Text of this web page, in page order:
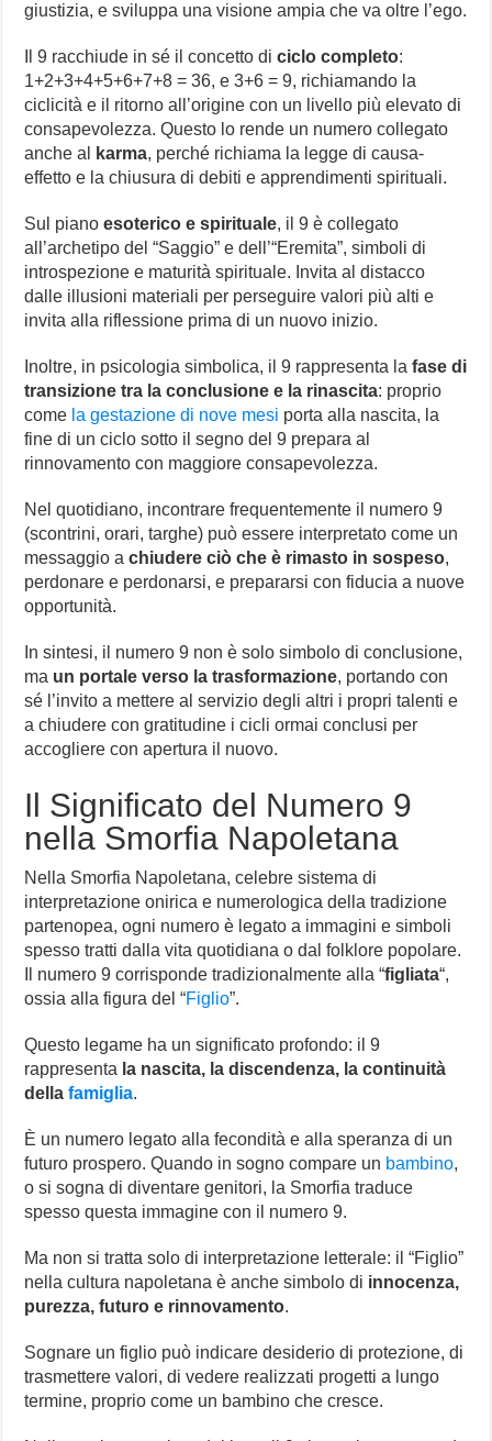
giustizia, e sviluppa una visione ampia che va oltre l’ego.
Il 9 racchiude in sé il concetto diciclo completo:
1+2+3+4+5+6+7+8 = 36, e 3+6 = 9, richiamando la
ciclicità e il ritorno all’origine con un livello più elevato di
consapevolezza. Questo lo rende un numero collegato
anche al
karma, perché richiama la legge di causa-
effetto e la chiusura di debiti e apprendimenti spirituali.
Sul pianoesoterico e spirituale, il 9 è collegato
all’archetipo del “Saggio” e dell’“Eremita”, simboli di
introspezione e maturità spirituale. Invita al distacco
dalle illusioni materiali per perseguire valori più alti e
invita alla riflessione prima di un nuovo inizio.
Inoltre, in psicologia simbolica, il 9 rappresenta lafase di
transizione tra la conclusione e la rinascita: proprio
come la gestazione di nove mesi porta alla nascita, la
fine di un ciclo sotto il segno del 9 prepara al
rinnovamento con maggiore consapevolezza.
Nel quotidiano, incontrare frequentemente il numero 9
(scontrini, orari, targhe) può essere interpretato come un
messaggio achiudere ciò che è rimasto in sospeso,
perdonare e perdonarsi, e prepararsi con fiducia a nuove
opportunità.
In sintesi, il numero 9 non è solo simbolo di conclusione,
ma un portale verso la trasformazione, portando con
sé l’invito a mettere al servizio degli altri i propri talenti e
a chiudere con gratitudine i cicli ormai conclusi per
accogliere con apertura il nuovo.
Il Significato del Numero 9
nella Smorfia Napoletana
Nella Smorfia Napoletana, celebre sistema di
interpretazione onirica e numerologica della tradizione
partenopea, ogni numero è legato a immagini e simboli
spesso tratti dalla vita quotidiana o dal folklore popolare.
Il numero 9 corrisponde tradizionalmente alla “figliata“,
ossia alla figura del “Figlio”.
Questo legame ha un significato profondo: il 9
rappresenta la nascita, la discendenza, la continuità
dellafamiglia.
È un numero legato alla fecondità e alla speranza di un
futuro prospero. Quando in sogno compare un bambino,
o si sogna di diventare genitori, la Smorfia traduce
spesso questa immagine con il numero 9.
Ma non si tratta solo di interpretazione letterale: il “Figlio”
nella cultura napoletana è anche simbolo di innocenza,
purezza, futuro e rinnovamento.
Sognare un figlio può indicare desiderio di protezione, di
trasmettere valori, di vedere realizzati progetti a lungo
termine, proprio come un bambino che cresce.